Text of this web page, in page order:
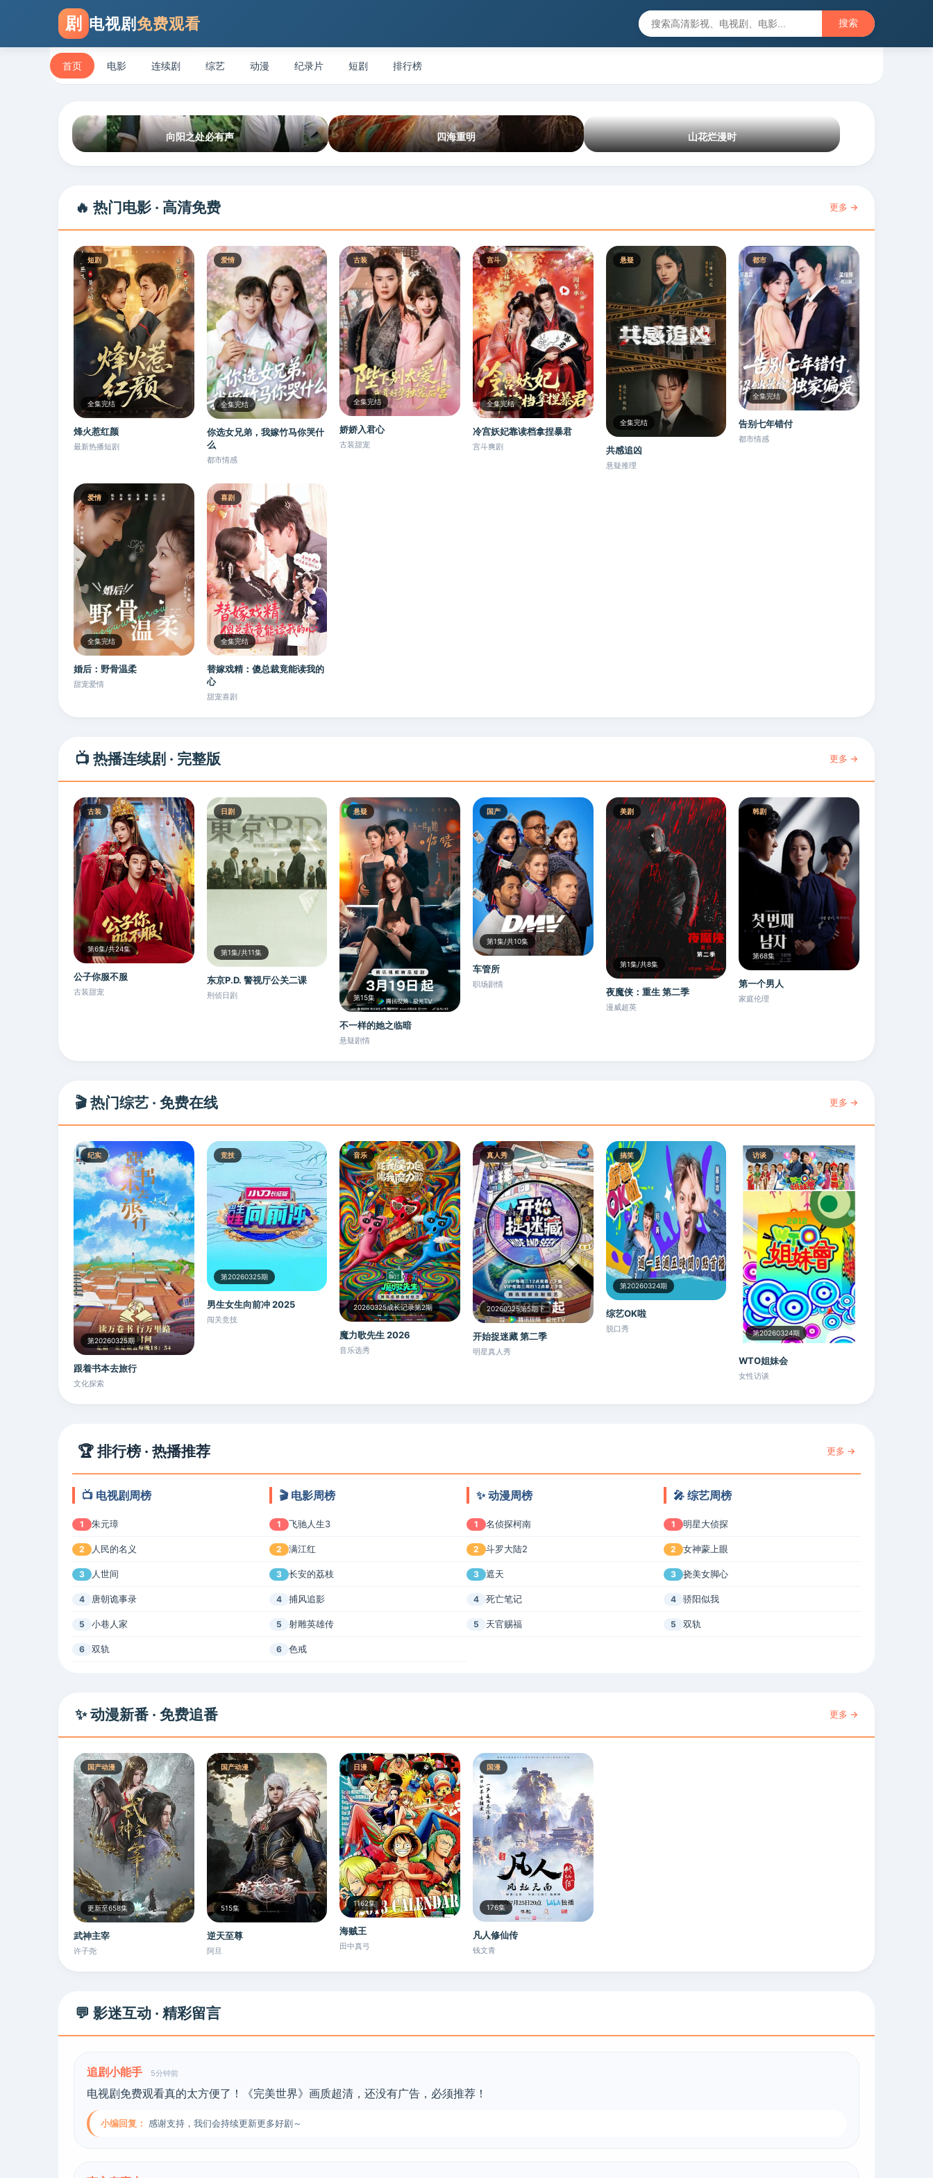
剧 电视剧免费观看 搜索
首页 电影 连续剧 综艺 动漫 纪录片 短剧 排行榜
向阳之处必有声 四海重明 山花烂漫时
🔥 热门电影 · 高清免费 更多 →
短剧
全集完结
烽火惹红颜
最新热播短剧
爱情
全集完结
你选女兄弟，我嫁竹马你哭什
么
都市情感
古装
全集完结
娇娇入君心
古装甜宠
宫斗
全集完结
冷宫妖妃靠读档拿捏暴君
宫斗爽剧
悬疑
全集完结
共感追凶
悬疑推理
都市
全集完结
告别七年错付
都市情感
爱情
全集完结
婚后：野骨温柔
甜宠爱情
喜剧
全集完结
替嫁戏精：傻总裁竟能读我的
心
甜宠喜剧
📺 热播连续剧 · 完整版 更多 →
古装
第6集/共24集
公子你服不服
古装甜宠
日剧
第1集/共11集
东京P.D. 警视厅公关二课
刑侦日剧
悬疑
第15集
不一样的她之临暗
悬疑剧情
国产
第1集/共10集
车管所
职场剧情
美剧
第1集/共8集
夜魔侠：重生 第二季
漫威超英
韩剧
第68集
第一个男人
家庭伦理
🎬 热门综艺 · 免费在线 更多 →
纪实
第20260325期
跟着书本去旅行
文化探索
竞技
第20260325期
男生女生向前冲 2025
闯关竞技
音乐
20260325成长记录第2期
魔力歌先生 2026
音乐选秀
真人秀
20260325第5期下
开始捉迷藏 第二季
明星真人秀
搞笑
第20260324期
综艺OK啦
脱口秀
访谈
第20260324期
WTO姐妹会
女性访谈
🏆 排行榜 · 热播推荐 更多 →
📺 电视剧周榜
1 朱元璋
2 人民的名义
3 人世间
4 唐朝诡事录
5 小巷人家
6 双轨
🎬 电影周榜
1 飞驰人生3
2 满江红
3 长安的荔枝
4 捕风追影
5 射雕英雄传
6 色戒
✨ 动漫周榜
1 名侦探柯南
2 斗罗大陆2
3 遮天
4 死亡笔记
5 天官赐福
🎤 综艺周榜
1 明星大侦探
2 女神蒙上眼
3 挠美女脚心
4 骄阳似我
5 双轨
✨ 动漫新番 · 免费追番 更多 →
国产动漫
更新至658集
武神主宰
许子尧
国产动漫
515集
逆天至尊
阿旦
日漫
1162集
海贼王
田中真弓
国漫
176集
凡人修仙传
钱文青
💬 影迷互动 · 精彩留言
追剧小能手 5分钟前
电视剧免费观看真的太方便了！《完美世界》画质超清，还没有广告，必须推荐！
小编回复： 感谢支持，我们会持续更新更多好剧～